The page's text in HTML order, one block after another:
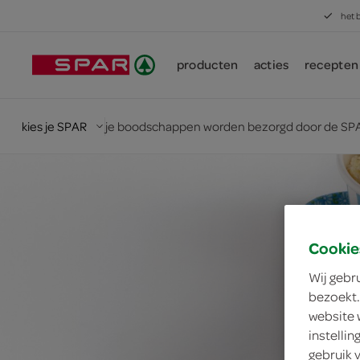
het
producten acties recepten
kies je SPAR je boodschappen worden bezorgd door de
Wij
website
gebruik